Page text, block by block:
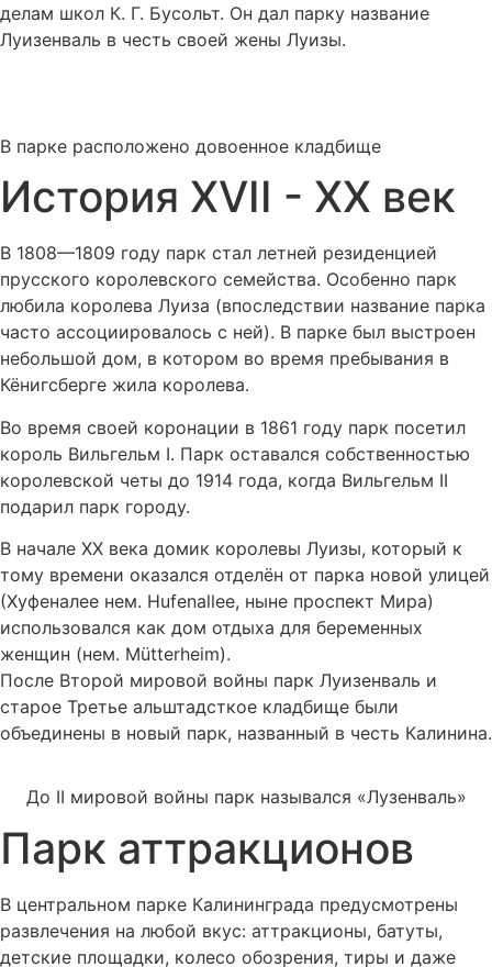
В парке расположено довоенное кладбище
делам школ К. Г. Бусольт. Он дал парку название
Луизенваль в честь своей жены Луизы.
История XVII - XX век
В 1808—1809 году парк стал летней резиденцией
прусского королевского семейства. Особенно парк
любила королева Луиза (впоследствии название парка
часто ассоциировалось с ней). В парке был выстроен
небольшой дом, в котором во время пребывания в
Кёнигсберге жила королева.
Во время своей коронации в 1861 году парк посетил
король Вильгельм I. Парк оставался собственностью
королевской четы до 1914 года, когда Вильгельм II
подарил парк городу.
В начале XX века домик королевы Луизы, который к
тому времени оказался отделён от парка новой улицей
(Хуфеналее нем. Hufenallee, ныне проспект Мира)
использовался как дом отдыха для беременных
женщин (нем. Mütterheim).
После Второй мировой войны парк Луизенваль и
старое Третье альштадсткое кладбище были
объединены в новый парк, названный в честь Калинина.
До II мировой войны парк назывался «Лузенваль»
Парк аттракционов
В центральном парке Калининграда предусмотрены
развлечения на любой вкус: аттракционы, батуты,
детские площадки, колесо обозрения, тиры и даже